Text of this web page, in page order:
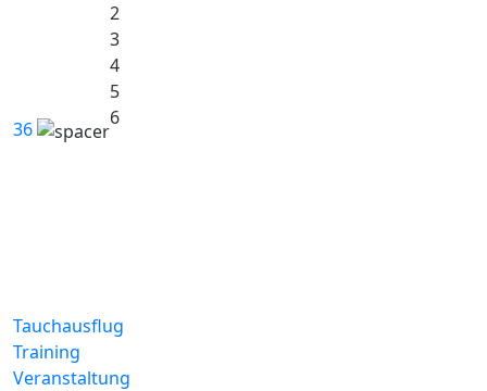
36
2
3
4
5
6
Tauchausflug
Training
Veranstaltung